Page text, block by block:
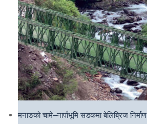
मनाङको चामे–नार्पाभूमि सडकमा बेलिब्रिज निर्माण